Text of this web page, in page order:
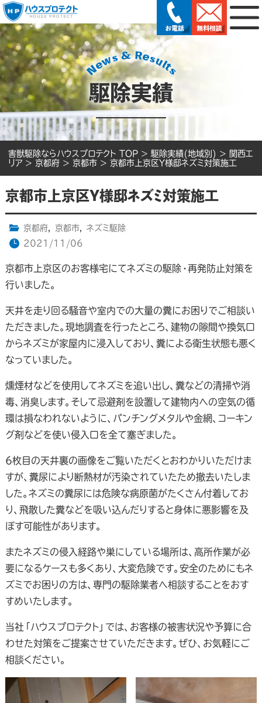
駆除実績
害獣駆除ならハウスプロテクト TOP > 駆除実績(地域別) > 関西エ
リア > 京都府 > 京都市 > 京都市上京区Y様邸ネズミ対策施工
京都市上京区Y様邸ネズミ対策施工
京都府, 京都市,
ネズミ駆除
2021/11/06
京都市上京区のお客様宅にてネズミの駆除・再発防止対策を
行いました。
天井を走り回る騒音や室内での大量の糞にお困りでご相談い
ただきました。現地調査を行ったところ、建物の隙間や換気口
からネズミが家屋内に浸入しており、糞による衛生状態も悪く
なっていました。
燻煙材などを使用してネズミを追い出し、糞などの清掃や消
毒、消臭します。そして忌避剤を設置して建物内への空気の循
環は損なわれないように、パンチングメタルや金網、コーキン
グ剤などを使い侵入口を全て塞ぎました。
6枚目の天井裏の画像をご覧いただくとおわかりいただけま
すが、糞尿により断熱材が汚染されていたため撤去いたしま
した。ネズミの糞尿には危険な病原菌がたくさん付着してお
り、飛散した糞などを吸い込んだりすると身体に悪影響を及
ぼす可能性があります。
またネズミの侵入経路や巣にしている場所は、高所作業が必
要になるケースも多くあり、大変危険です。安全のためにもネ
ズミでお困りの方は、専門の駆除業者へ相談することをおす
すめいたします。
当社「ハウスプロテクト」では、お客様の被害状況や予算に合
わせた対策をご提案させていただきます。ぜひ、お気軽にご
相談ください。